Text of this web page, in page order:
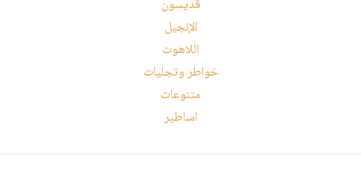
قديسون
الإنجيل
اللاهوت
خواطر وتجليات
متنوعات
اساطير